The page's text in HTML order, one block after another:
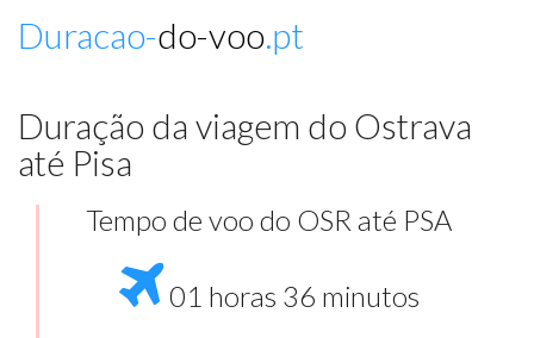
Duracao-do-voo.pt
Duração da viagem do Ostrava
até Pisa
Tempo de voo do OSR até PSA
01 horas 36 minutos